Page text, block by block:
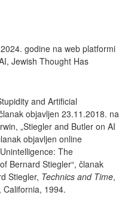
godine na web platformi
Jewish Thought Has
and Artificial
objavljen 23.11.2018. na
„Stiegler and Butler on AI
objavljen online
The
Bernard Stiegler“, članak
Stiegler, Technics and Time,
California, 1994.